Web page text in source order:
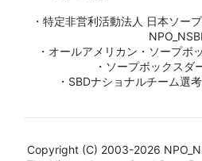
・特定非営利活動法人 日本ソー
・オールアメリカン・ソープボ
・ソープボックスダ
・SBDナショナルチーム選
Copyright (C) 2003-2026